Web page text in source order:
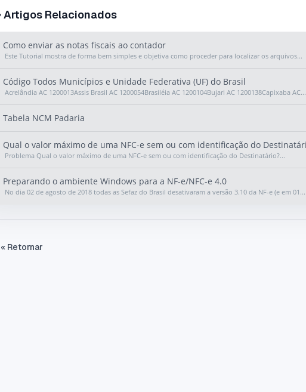
Artigos Relacionados
Como enviar as notas fiscais ao contador
Este Tutorial mostra de forma bem simples e objetiva como proceder para localizar os arquivos...
Código Todos Municípios e Unidade Federativa (UF) do Brasil
Acrelândia AC 1200013Assis Brasil AC 1200054Brasiléia AC 1200104Bujari AC 1200138Capixaba AC...
Tabela NCM Padaria
Qual o valor máximo de uma NFC-e sem ou com identificação do
Problema Qual o valor máximo de uma NFC-e sem ou com identificação do Destinatário?...
Preparando o ambiente Windows para a NF-e/NFC-e 4.0
No dia 02 de agosto de 2018 todas as Sefaz do Brasil desativaram a versão 3.10 da NF-e (e em 01...
« Retornar